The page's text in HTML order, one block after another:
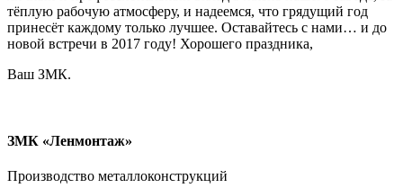
тёплую рабочую атмосферу, и надеемся, что грядущий год
принесёт каждому только лучшее. Оставайтесь с нами… и до
новой встречи в 2017 году! Хорошего праздника,
Ваш ЗМК.
ЗМК «Ленмонтаж»
Производство металлоконструкций